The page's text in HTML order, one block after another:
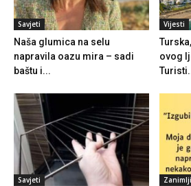
Savjeti
Naša glumica na selu
napravila oazu mira – sadi
baštu i...
Vijesti
ovog
Savjeti